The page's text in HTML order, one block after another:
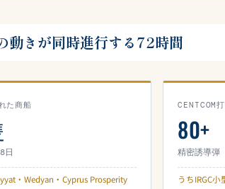
動きが同時進行する72時間
た商船
日
・Wedyan・Cyprus Prosperity
CENTCOM
80+
精密誘導弾
うちIRGC